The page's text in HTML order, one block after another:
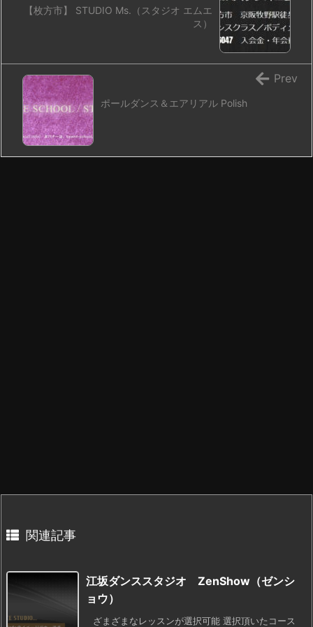
【枚方市】 STUDIO Ms.（スタジオ エムエ
ス）
ポールダンス＆エアリアル Polish
Prev
関連記事
江坂ダンススタジオ ZenShow（ゼンシ
ョウ）
ざまざまなレッスンが選択可能 選択頂いたコース